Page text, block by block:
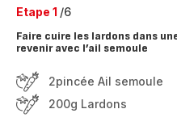
Etape 1 /6
Faire cuire les lardons dans
revenir avec l’ail semoule
2pincée Ail semoule
200g Lardons